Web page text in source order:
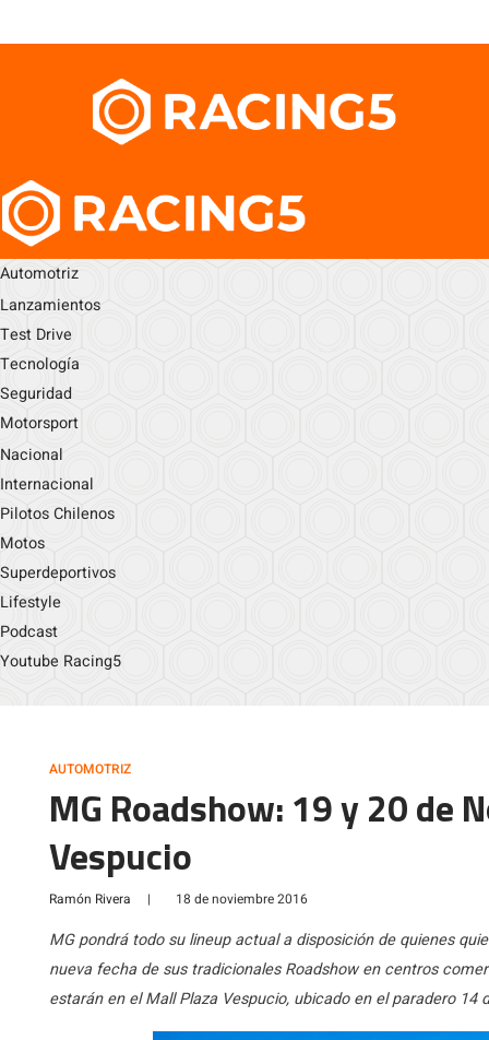
Automotriz
Lanzamientos
Test Drive
Tecnología
Seguridad
Motorsport
Nacional
Internacional
Pilotos Chilenos
Motos
Superdeportivos
Lifestyle
Podcast
Youtube Racing5
AUTOMOTRIZ
MG Roadshow: 19 y 20 de
Vespucio
Ramón Rivera | 18 de noviembre 2016
MG pondrá todo su lineup actual a disposición de quienes
nueva fecha de sus tradicionales Roadshow en centros
estarán en el Mall Plaza Vespucio, ubicado en el paradero